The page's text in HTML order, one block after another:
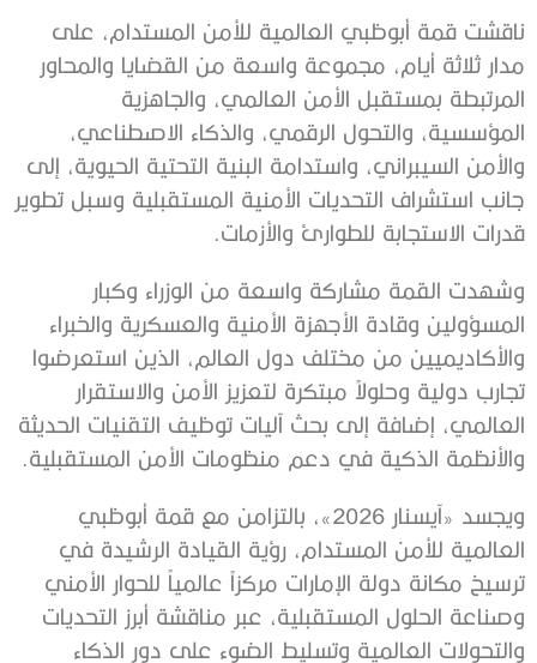
ناقشت قمة أبوظبي العالمية للأمن المستدام، على
مدار ثلاثة أيام، مجموعة واسعة من القضايا والمحاور
المرتبطة بمستقبل الأمن العالمي، والجاهزية
المؤسسية، والتحول الرقمي، والذكاء الاصطناعي،
والأمن السيبراني، واستدامة البنية التحتية الحيوية، إلى
جانب استشراف التحديات الأمنية المستقبلية وسبل تطوير
قدرات الاستجابة للطوارئ والأزمات.
وشهدت القمة مشاركة واسعة من الوزراء وكبار
المسؤولين وقادة الأجهزة الأمنية والعسكرية والخبراء
والأكاديميين من مختلف دول العالم، الذين استعرضوا
تجارب دولية وحلولاً مبتكرة لتعزيز الأمن والاستقرار
العالمي، إضافة إلى بحث آليات توظيف التقنيات الحديثة
والأنظمة الذكية في دعم منظومات الأمن المستقبلية.
ويجسد «آيسنار 2026»، بالتزامن مع قمة أبوظبي
العالمية للأمن المستدام، رؤية القيادة الرشيدة في
ترسيخ مكانة دولة الإمارات مركزاً عالمياً للحوار الأمني
وصناعة الحلول المستقبلية، عبر مناقشة أبرز التحديات
والتحولات العالمية وتسليط الضوء على دور الذكاء